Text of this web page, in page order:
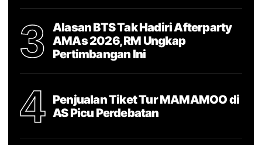
3
Alasan BTS Tak Hadiri Afterparty
AMAs 2026, RM Ungkap
Pertimbangan Ini
4
Penjualan Tiket Tur MAMAMOO di
AS Picu Perdebatan